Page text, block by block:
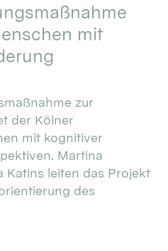
mit
zur
der Kölner
mit kognitiver
Martina
Katins leiten das Projekt
des